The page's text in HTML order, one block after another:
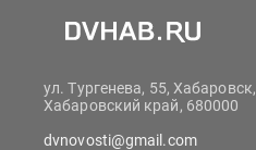
ул. Тургенева, 55, Хабаровск,
Хабаровский край, 680000
dvnovosti@gmail.com